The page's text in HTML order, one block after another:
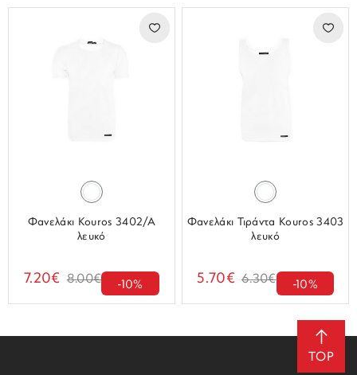
Φανελάκι Kouros 3402/A
λευκό
7.20€ 8.00€ -10%
Φανελάκι Τιράντα Kouros 3403
λευκό
5.70€ 6.30€ -10%
TOP